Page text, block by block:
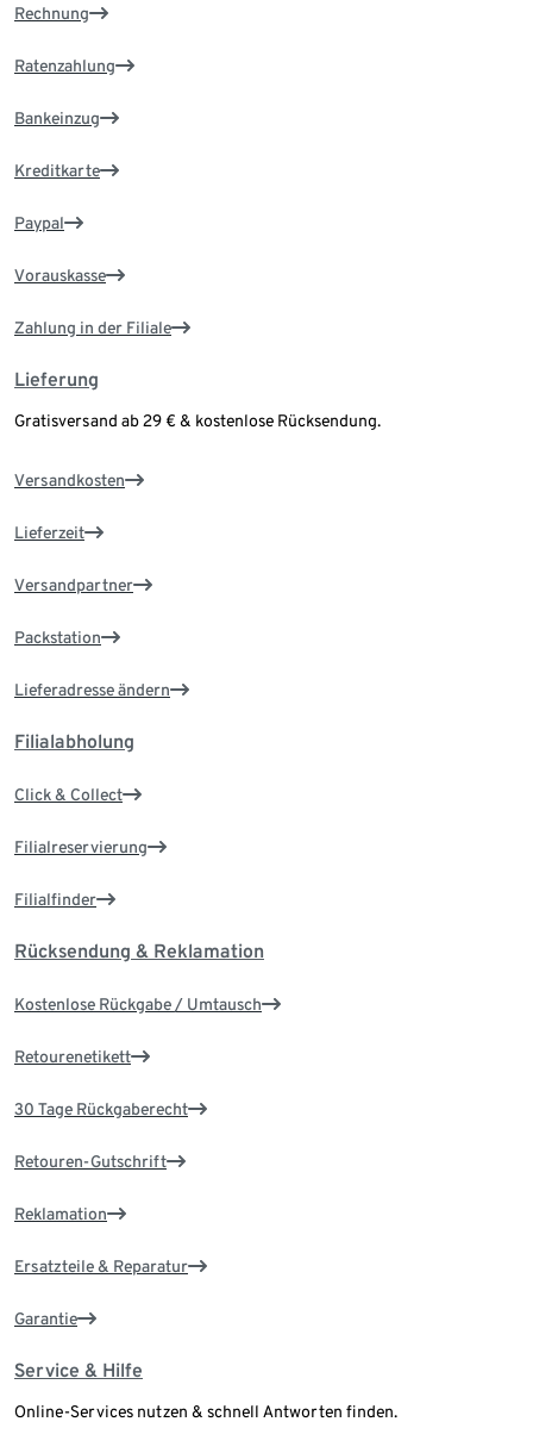
Rechnung
Ratenzahlung
Bankeinzug
Kreditkarte
Paypal
Vorauskasse
Zahlung in der Filiale
Lieferung
Gratisversand ab 29 € & kostenlose Rücksendung.
Versandkosten
Lieferzeit
Versandpartner
Packstation
Lieferadresse ändern
Filialabholung
Click & Collect
Filialreservierung
Filialfinder
Rücksendung & Reklamation
Kostenlose Rückgabe / Umtausch
Retourenetikett
30 Tage Rückgaberecht
Retouren-Gutschrift
Reklamation
Ersatzteile & Reparatur
Garantie
Service & Hilfe
Online-Services nutzen & schnell Antworten finden.